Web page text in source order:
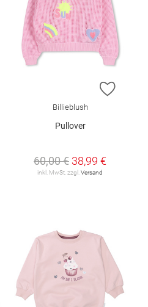
WUNSCHLISTE HINZUFÜGEN
ZUR
Billieblush
Pullover
60,00 € 38,99 €
inkl. MwSt. zzgl. Versand